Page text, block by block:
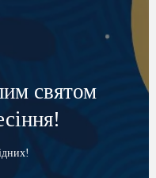
святом